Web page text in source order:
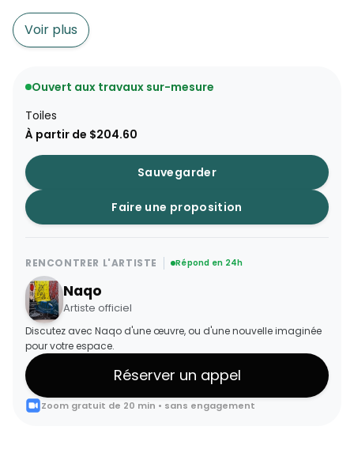
Voir plus
Ouvert aux travaux sur-mesure
Toiles
À partir de $204.60
Sauvegarder
Faire une proposition
RENCONTRER L'ARTISTE Répond en 24h
Naqo
Artiste officiel
Discutez avec Naqo d'une œuvre, ou d'une nouvelle imaginée
pour votre espace.
Réserver un appel
Zoom gratuit de 20 min • sans engagement